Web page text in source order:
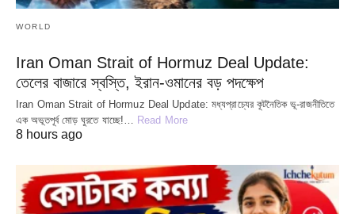
WORLD
Iran Oman Strait of Hormuz Deal Update:
তেলের বাজারে স্বস্তি, ইরান-ওমানের বড় পদক্ষেপ
Iran Oman Strait of Hormuz Deal Update: মধ্যপ্রাচ্যের কূটনৈতিক ভূ-রাজনীতিতে
এক অভূতপূর্ব মোড় ঘুরতে যাচ্ছে!… Read More
8 hours ago